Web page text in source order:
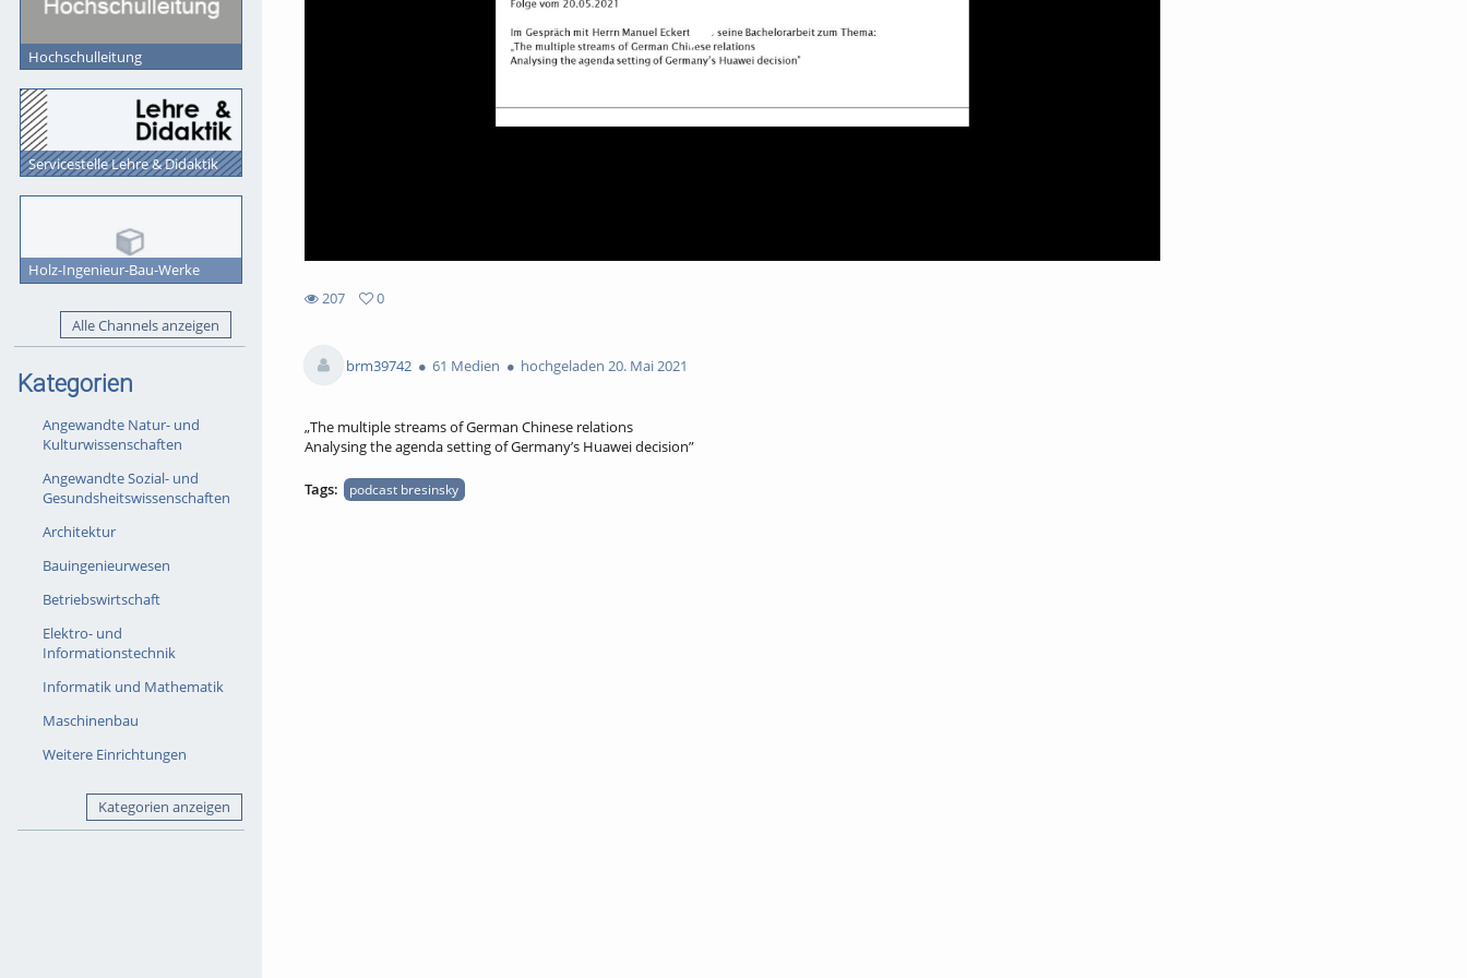
Hochschulleitung
Servicestelle Lehre & Didaktik
Holz-Ingenieur-Bau-Werke
Alle Channels anzeigen
Kategorien
Angewandte Natur- und
Kulturwissenschaften
Angewandte Sozial- und
Gesundsheitswissenschaften
Architektur
Bauingenieurwesen
Betriebswirtschaft
Elektro- und
Informationstechnik
Informatik und Mathematik
Maschinenbau
Weitere Einrichtungen
Kategorien anzeigen
207
views
0
brm39742
61 Medien hochgeladen 20. Mai 2021
„The multiple streams of German Chinese relations
Analysing the agenda setting of Germany’s Huawei decision”
Tags: podcast bresinsky